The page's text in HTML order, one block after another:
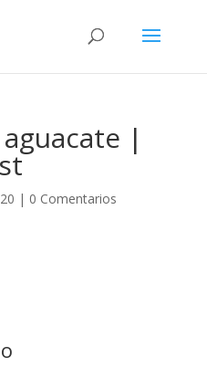
|
| 0 Comentarios